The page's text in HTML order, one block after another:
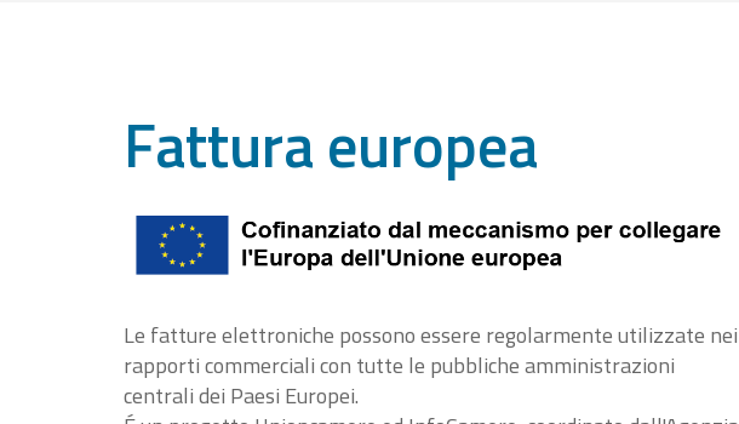
Fattura europea
Le fatture elettroniche possono essere regolarmente utilizzate nei
rapporti commerciali con tutte le pubbliche amministrazioni
centrali dei Paesi Europei.